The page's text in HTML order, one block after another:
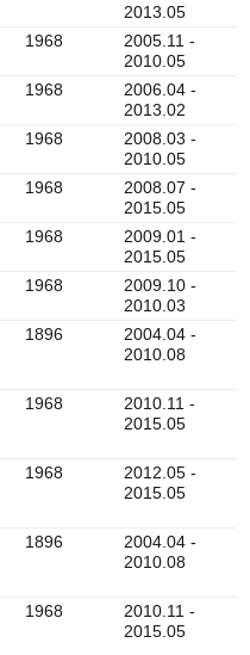
2013.05
1968
2005.11 -
2010.05
1968
2006.04 -
2013.02
1968
2008.03 -
2010.05
1968
2008.07 -
2015.05
1968
2009.01 -
2015.05
1968
2009.10 -
2010.03
1896
2004.04 -
2010.08
1968
2010.11 -
2015.05
1968
2012.05 -
2015.05
1896
2004.04 -
2010.08
1968
2010.11 -
2015.05